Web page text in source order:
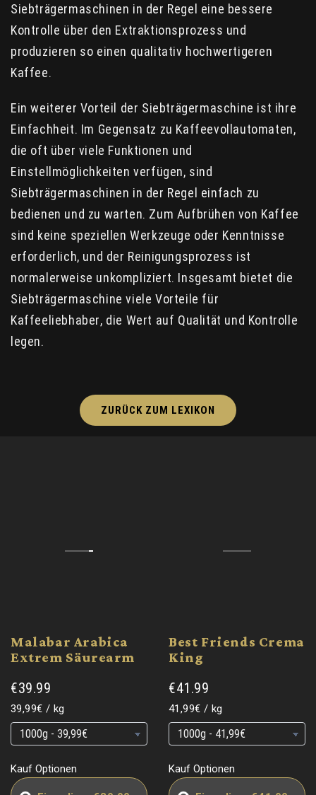
Siebträgermaschinen in der Regel eine bessere
Kontrolle über den Extraktionsprozess und
produzieren so einen qualitativ hochwertigeren
Kaffee.
Ein weiterer Vorteil der Siebträgermaschine ist ihre
Einfachheit. Im Gegensatz zu Kaffeevollautomaten,
die oft über viele Funktionen und
Einstellmöglichkeiten verfügen, sind
Siebträgermaschinen in der Regel einfach zu
bedienen und zu warten. Zum Aufbrühen von Kaffee
sind keine speziellen Werkzeuge oder Kenntnisse
erforderlich, und der Reinigungsprozess ist
normalerweise unkompliziert. Insgesamt bietet die
Siebträgermaschine viele Vorteile für
Kaffeeliebhaber, die Wert auf Qualität und Kontrolle
legen.
ZURÜCK ZUM LEXIKON
Malabar Arabica
Extrem Säurearm
€39.99
Grundpreis
39,99€ / pro
kg
Grundpreis
Grundpreis
Kauf Optionen
Best Friends Crema
King
€41.99
Grundpreis
41,99€ / pro
kg
Grundpreis
Grundpreis
Kauf Optionen